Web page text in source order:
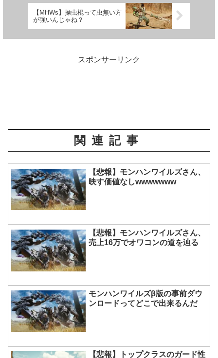
【MHWs】操虫棍って虫無い方
が強いんじゃね？
スポンサーリンク
関連記事
【悲報】モンハンワイルズさん、
映す価値なしwwwwwww
【悲報】モンハンワイルズさん、
売上16万でオワコンの道を辿る
モンハンワイルズβ版の事前ダウ
ンロードってどこで出来るんだ
【悲報】トップクラスのガード性